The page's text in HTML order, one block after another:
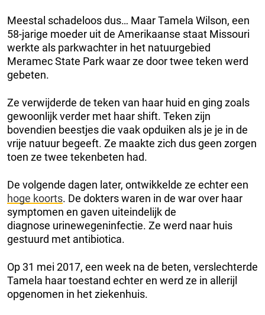
Meestal schadeloos dus… Maar Tamela Wilson, een
58-jarige moeder uit de Amerikaanse staat Missouri
werkte als parkwachter in het natuurgebied
Meramec State Park waar ze door twee teken werd
gebeten.
Ze verwijderde de teken van haar huid en ging zoals
gewoonlijk verder met haar shift. Teken zijn
bovendien beestjes die vaak opduiken als je je in de
vrije natuur begeeft. Ze maakte zich dus geen zorgen
toen ze twee tekenbeten had.
De volgende dagen later, ontwikkelde ze echter een
hoge koorts. De dokters waren in de war over haar
symptomen en gaven uiteindelijk de
diagnose urinewegeninfectie. Ze werd naar huis
gestuurd met antibiotica.
Op 31 mei 2017, een week na de beten, verslechterde
Tamela haar toestand echter en werd ze in allerijl
opgenomen in het ziekenhuis.